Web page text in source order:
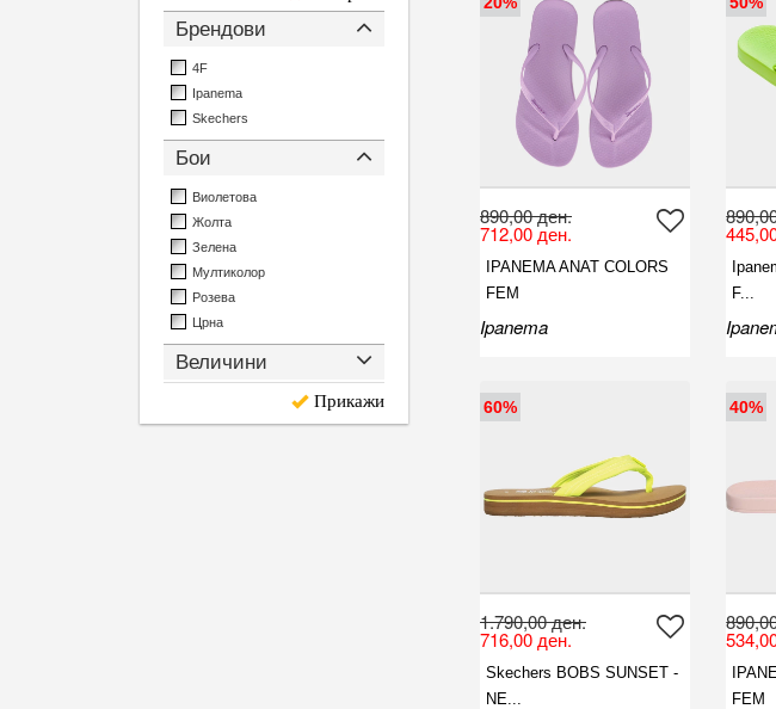
Брендови
4F
Ipanema
Skechers
Бои
Виолетова
Жолта
Зелена
Мултиколор
Розева
Црна
Величини
Прикажи
890,00 ден.
712,00 ден.
IPANEMA ANAT COLORS
FEM
Ipanema
F...
60%
1.790,00 ден.
716,00 ден.
Skechers BOBS SUNSET -
NE...
40%
FEM